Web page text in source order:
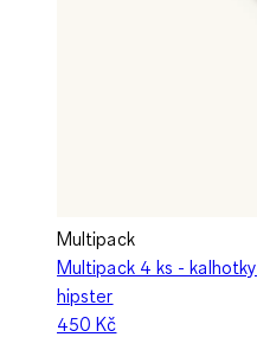
Multipack
Multipack 4 ks - kalhotky
hipster
450 Kč